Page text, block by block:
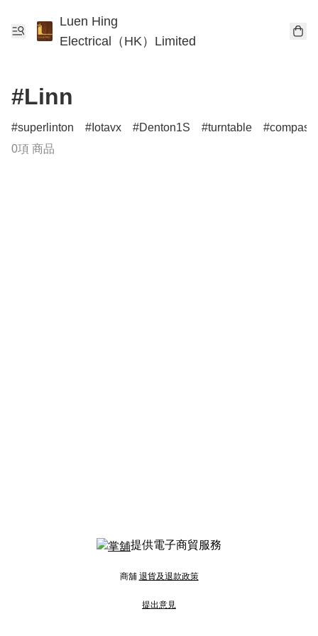
Luen Hing
Electrical（HK）Limited
#Linn
superlinton Iotavx Denton1S turntable
compass
0項 商品
提供電子商貿服務
商舖 退貨及退款政策
提出意見